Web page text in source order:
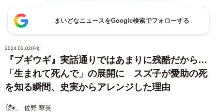
まいどなニュースをGoogle検索でフォローする
2024.02.02(Fri)
『ブギウギ』実話通りではあまりに残酷だから…
「生まれて死んで」の展開に スズ子が愛助の死
を知る瞬間、史実からアレンジした理由
佐野 華英